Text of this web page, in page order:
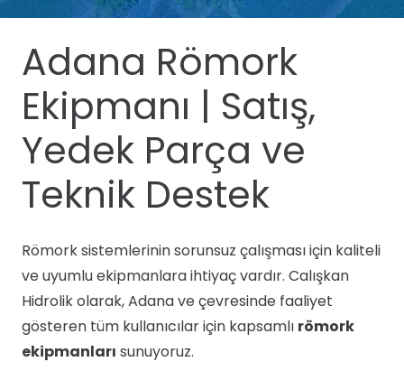
Adana Römork
Ekipmanı | Satış,
Yedek Parça ve
Teknik Destek
Römork sistemlerinin sorunsuz çalışması için kaliteli
ve uyumlu ekipmanlara ihtiyaç vardır. Calışkan
Hidrolik olarak, Adana ve çevresinde faaliyet
gösteren tüm kullanıcılar için kapsamlı römork
ekipmanları sunuyoruz.